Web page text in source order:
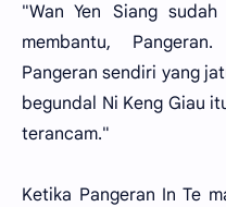
"Wan Yen Siang
membantu,
Pangeran sendiri yang
begundal Ni Keng Giau
terancam."
Ketika Pangeran In Te